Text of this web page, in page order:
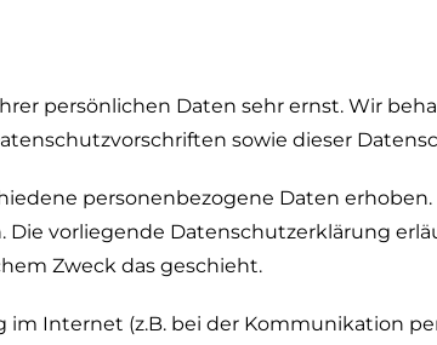
persönlichen Daten sehr ernst. Wir
sowie dieser
personenbezogene Daten
vorliegende Datenschutzerklärung
Zweck das geschieht.
Internet (z.B. bei der Kommunikation